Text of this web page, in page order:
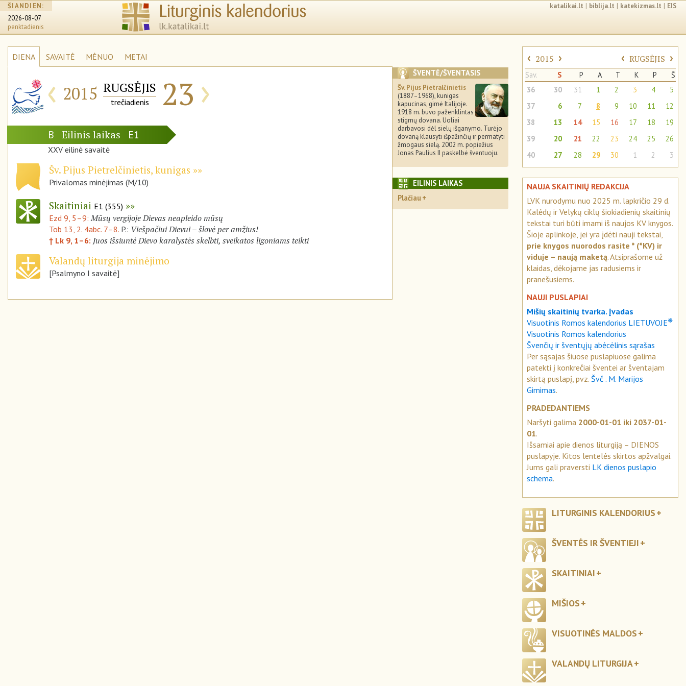
ŠIANDIEN:
2026-08-07
penktadienis
katalikai.lt | biblija.lt | katekizmas.lt | EIS
DIENA SAVAITĖ MĖNUO METAI
‹ 2015 RUGSĖJIS
trečiadienis 23 ›
B Eilinis laikas E1
XXV eilinė savaitė
Šv. Pijus Pietrelčinietis, kunigas
Privalomas minėjimas (M/10)
Skaitiniai E1 (355)
Ezd 9, 5–9: Mūsų vergijoje Dievas neapleido mūsų
Tob 13, 2. 4abc. 7–8. P.: Viešpačiui Dievui – šlovė per amžius!
† Lk 9, 1–6: Juos išsiuntė Dievo karalystės skelbti, sveikatos ligoniams teikti
Valandų liturgija minėjimo
[Psalmyno I savaitė]
ŠVENTĖ/ŠVENTASIS
Šv. Pijus Pietralčinietis
(1887–1968), kunigas
kapucinas, gimė Italijoje.
1918 m. buvo paženklintas
stigmų dovana. Uoliai
darbavosi dėl sielų išganymo. Turėjo
dovaną klausyti išpažinčių ir permatyti
žmogaus sielą. 2002 m. popiežius
Jonas Paulius II paskelbė šventuoju.
EILINIS LAIKAS
Plačiau
‹ 2015 › ‹ RUGSĖJIS ›
Sav. S P A T K P
Š
36
30 31 1 2 3 4
5
37
6 7 8 9 10 11
12
38
13 14 15 16 17 18
19
39
20 21 22 23 24 25
26
40
27 28 29 30 1 2 3
NAUJA SKAITINIŲ REDAKCIJA
LVK nurodymu nuo 2025 m. lapkričio 29 d.
Kalėdų ir Velykų ciklų šiokiadienių skaitinių
tekstai turi būti imami iš naujos KV knygos.
Šioje aplinkoje, jei yra įdėti nauji tekstai,
prie knygos nuorodos rasite * (*KV) ir
viduje – naują maketą. Atsiprašome už
klaidas, dėkojame jas radusiems ir
pranešusiems.
NAUJI PUSLAPIAI
Mišių skaitinių tvarka. Įvadas
Visuotinis Romos kalendorius LIETUVOJE❋
Visuotinis Romos kalendorius
Švenčių ir šventųjų abėcėlinis sąrašas
Per sąsajas šiuose puslapiuose galima
patekti į konkrečiai šventei ar šventajam
skirtą puslapį, pvz. Švč . M. Marijos
Gimimas.
PRADEDANTIEMS
Naršyti galima 2000-01-01 iki 2037-01-
01.
Išsamiai apie dienos liturgiją – DIENOS
puslapyje. Kitos lentelės skirtos apžvalgai.
Jums gali praversti LK dienos puslapio
schema.
LITURGINIS KALENDORIUS
ŠVENTĖS IR ŠVENTIEJI
SKAITINIAI
MIŠIOS
VISUOTINĖS MALDOS
VALANDŲ LITURGIJA